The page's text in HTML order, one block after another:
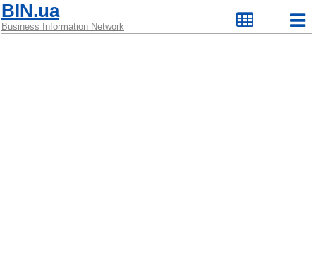
BIN.ua
Business Information Network